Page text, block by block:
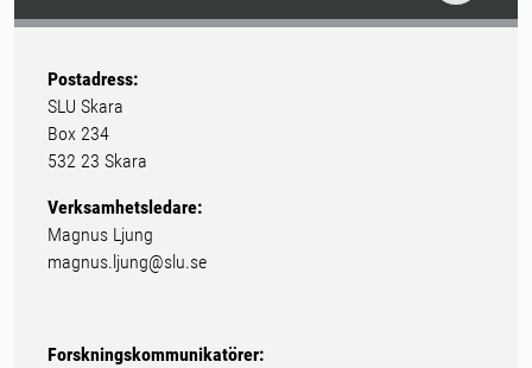
Postadress:
SLU Skara
Box 234
532 23 Skara
Verksamhetsledare:
Magnus Ljung
magnus.ljung@slu.se
Forskningskommunikatörer: